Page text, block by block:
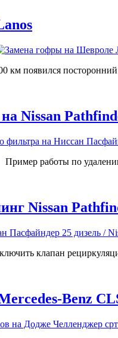
км появился
Nissan
Пример работы по
Nissan
клапан
Benz